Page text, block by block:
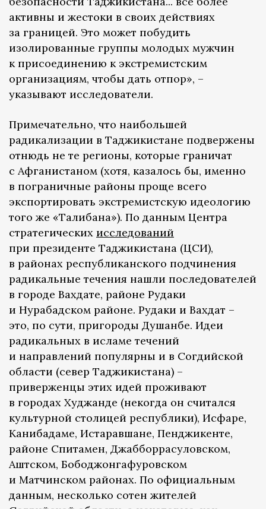
активны и жестоки в своих действиях
за границей. Это может побудить
изолированные группы молодых мужчин
к присоединению к экстремистским
организациям, чтобы дать отпор», –
указывают исследователи.
Примечательно, что наибольшей
радикализации в Таджикистане подвержены
отнюдь не те регионы, которые граничат
с Афганистаном (хотя, казалось бы, именно
в пограничные районы проще всего
экспортировать экстремистскую идеологию
того же «Талибана»). По данным Центра
стратегических исследований
при президенте Таджикистана (ЦСИ),
в районах республиканского подчинения
радикальные течения нашли последователей
в городе Вахдате, районе Рудаки
и Нурабадском районе. Рудаки и Вахдат –
это, по сути, пригороды Душанбе. Идеи
радикальных в исламе течений
и направлений популярны и в Согдийской
области (север Таджикистана) –
приверженцы этих идей проживают
в городах Худжанде (некогда он считался
культурной столицей республики), Исфаре,
Канибадаме, Истаравшане, Пенджикенте,
районе Спитамен, Джабборрасуловском,
Аштском, Бободжонгафуровском
и Матчинском районах. По официальным
данным, несколько сотен жителей